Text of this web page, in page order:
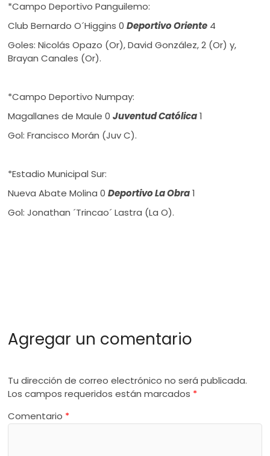
*Campo Deportivo Panguilemo:
Club Bernardo O´Higgins 0Deportivo Oriente 4
Goles: Nicolás Opazo (Or), David González, 2 (Or) y,
Brayan Canales (Or).
*Campo Deportivo Numpay:
Magallanes de Maule 0Juventud Católica1
Gol: Francisco Morán (Juv C).
*Estadio Municipal Sur:
Nueva Abate Molina 0Deportivo La Obra1
Gol: Jonathan ´Trincao´ Lastra (La O).
Agregar un comentario
Tu dirección de correo electrónico no será publicada.
Los campos requeridos están marcados *
Comentario *